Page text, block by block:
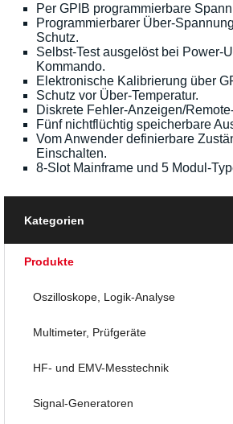
Per GPIB programmierbare
Programmierbarer Über-
Schutz.
Selbst-Test ausgelöst bei Power-
Kommando.
Elektronische Kalibrierung über
Schutz vor Über-Temperatur.
Diskrete Fehler-Anzeigen/
Fünf nichtflüchtig speicherbare
Vom Anwender definierbare
Einschalten.
8-Slot Mainframe und 5 Modul-
Kategorien
Produkte
Oszilloskope, Logik-Analyse
Multimeter, Prüfgeräte
HF- und EMV-Messtechnik
Signal-Generatoren